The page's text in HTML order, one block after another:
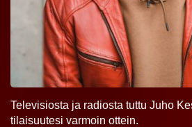
Televisiosta ja radiosta tuttu Juho
tilaisuutesi varmoin ottein.